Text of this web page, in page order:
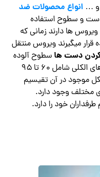
و … انواع محصولات ضد
و سطوح استفاده
ها دارند زمانی که
میگیرند ویروس منتقل
دست ها سطوح آلوده
نیز ضدعفونی گردد. ضدعفونی کننده های الکلی شامل ۶۰ تا ۹۵
موجود در آن تقیسیم
مختلف وجود دارد.
خود را دارد.